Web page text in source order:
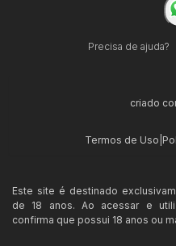
Precisa de ajuda?
criado
Termos de Uso
Este site é destinado
de 18 anos. Ao acessar e
confirma que possui 18 anos ou